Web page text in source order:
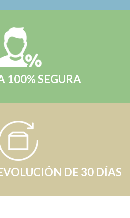
100% SEGURA
DE 30 DÍAS